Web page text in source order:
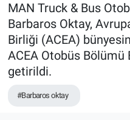
MAN Truck & Bus
Barbaros Oktay,
Birliği (ACEA)
ACEA Otobüs Bölümü
getirildi.
#Barbaros oktay